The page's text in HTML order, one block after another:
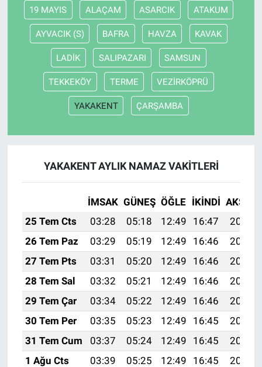
19 MAYIS ALAÇAM ASARCIK ATAKUM
AYVACIK (S) BAFRA HAVZA KAVAK
LADİK SALIPAZARI SAMSUN
TEKKEKÖY TERME VEZİRKÖPRÜ
YAKAKENT ÇARŞAMBA
YAKAKENT AYLIK NAMAZ VAKITLERI
İMSAK GÜNEŞ ÖĞLE İKINDI AKŞAM
25 Tem Cts
03:28 05:18 12:49 16:47
20:11
26 Tem Paz
03:29 05:19 12:49 16:46
20:10
27 Tem Pts
03:31 05:20 12:49 16:46
20:09
28 Tem Sal
03:32 05:21 12:49 16:46
20:08
29 Tem Çar
03:34 05:22 12:49 16:46
20:07
30 Tem Per
03:35 05:23 12:49 16:45
20:06
31 Tem Cum
03:37 05:24 12:49 16:45
20:05
1 Ağu Cts
03:39 05:25 12:49 16:45
20:04